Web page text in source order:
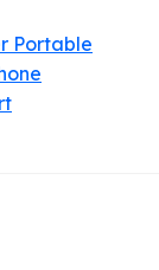
Portable